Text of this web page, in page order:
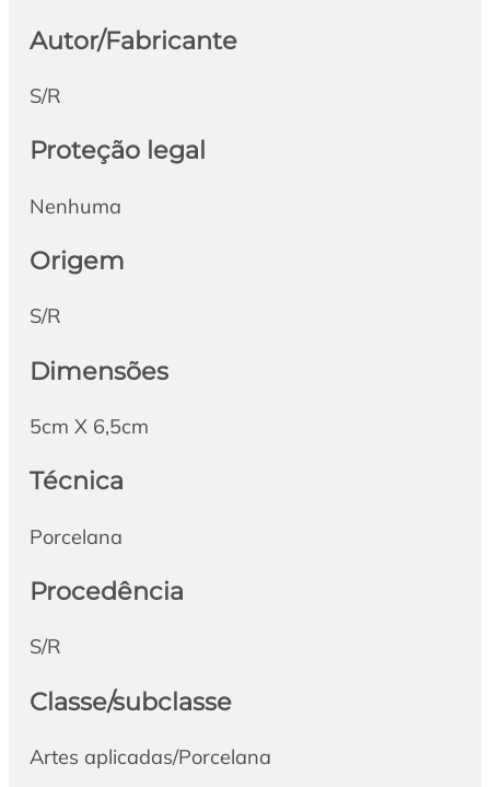
Autor/Fabricante
S/R
Proteção legal
Nenhuma
Origem
S/R
Dimensões
5cm X 6,5cm
Técnica
Porcelana
Procedência
S/R
Classe/subclasse
Artes aplicadas/Porcelana